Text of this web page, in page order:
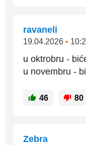
ravaneli
19.04.2026 •
u oktrobru -
u novembru -
46 80
Zebra